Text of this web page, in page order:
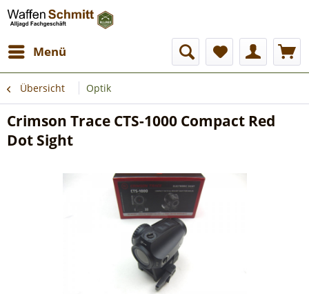
Menü
Übersicht Optik
Crimson Trace CTS-1000 Compact Red
Dot Sight